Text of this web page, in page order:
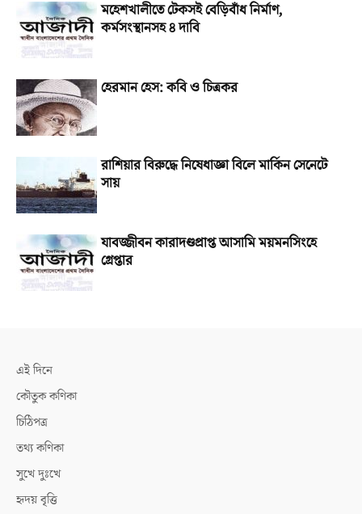
মহেশখালীতে টেকসই বেড়িবাঁধ নির্মাণ,
কর্মসংস্থানসহ ৪ দাবি
হেরমান হেস: কবি ও চিত্রকর
রাশিয়ার বিরুদ্ধে নিষেধাজ্ঞা বিলে মার্কিন সেনেটে
সায়
যাবজ্জীবন কারাদণ্ডপ্রাপ্ত আসামি ময়মনসিংহে
গ্রেপ্তার
এই দিনে
কৌতুক কণিকা
চিঠিপত্র
তথ্য কণিকা
সুখে দুঃখে
হৃদয় বৃত্তি